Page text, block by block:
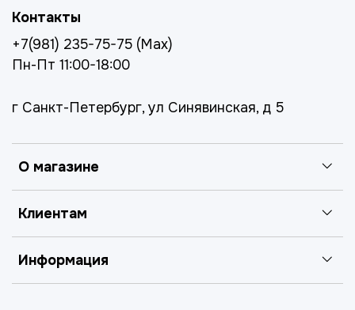
О магазине
Клиентам
Информация
Контакты
+7(981) 235-75-75 (Max)
Пн-Пт 11:00-18:00
г Санкт-Петербург, ул Синявинская, д 5